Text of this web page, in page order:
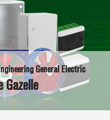
General Electric
Gazelle